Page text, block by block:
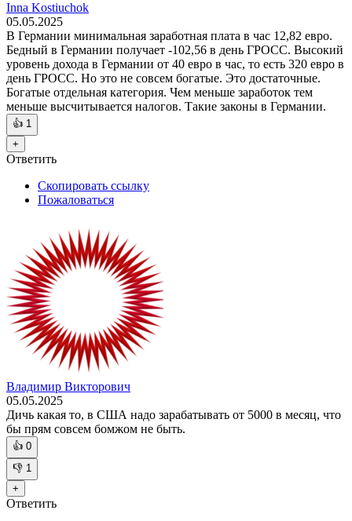
Inna Kostiuchok
05.05.2025
В Германии минимальная заработная плата в час 12,82 евро.
Бедный в Германии получает -102,56 в день ГРОСС. Высокий
уровень дохода в Германии от 40 евро в час, то есть 320 евро в
день ГРОСС. Но это не совсем богатые. Это достаточные.
Богатые отдельная категория. Чем меньше заработок тем
меньше высчитывается налогов. Такие законы в Германии.
👍 1
+
Ответить
Скопировать ссылку
Пожаловаться
Владимир Викторович
05.05.2025
Дичь какая то, в США надо зарабатывать от 5000 в месяц, что
бы прям совсем бомжом не быть.
👍 0
👎 1
+
Ответить